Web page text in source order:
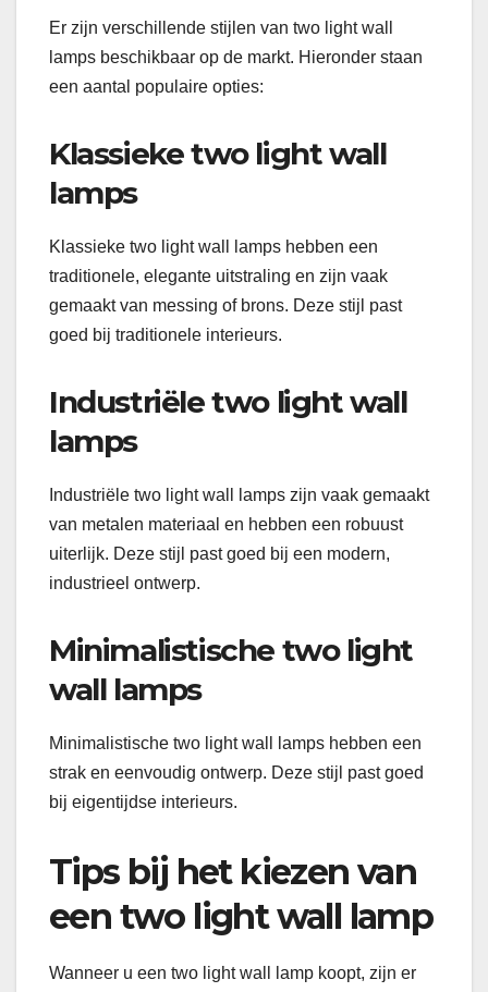
Er zijn verschillende stijlen van two light wall
lamps beschikbaar op de markt. Hieronder staan
een aantal populaire opties:
Klassieke two light wall
lamps
Klassieke two light wall lamps hebben een
traditionele, elegante uitstraling en zijn vaak
gemaakt van messing of brons. Deze stijl past
goed bij traditionele interieurs.
Industriële two light wall
lamps
Industriële two light wall lamps zijn vaak gemaakt
van metalen materiaal en hebben een robuust
uiterlijk. Deze stijl past goed bij een modern,
industrieel ontwerp.
Minimalistische two light
wall lamps
Minimalistische two light wall lamps hebben een
strak en eenvoudig ontwerp. Deze stijl past goed
bij eigentijdse interieurs.
Tips bij het kiezen van
een two light wall lamp
Wanneer u een two light wall lamp koopt, zijn er